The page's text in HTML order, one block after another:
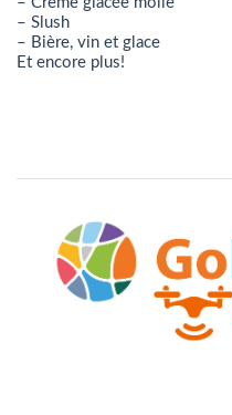
– Slush
– Bière, vin et glace
Et encore plus!